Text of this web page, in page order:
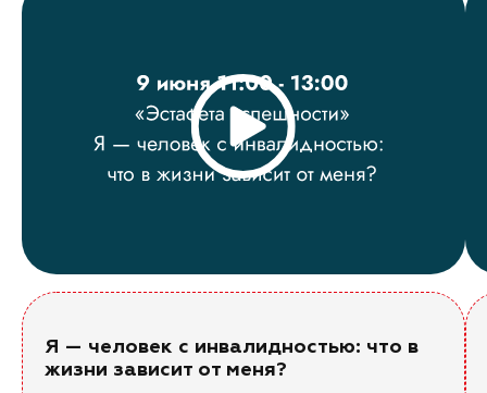
Я — человек с инвалидностью: что в
жизни зависит от меня?